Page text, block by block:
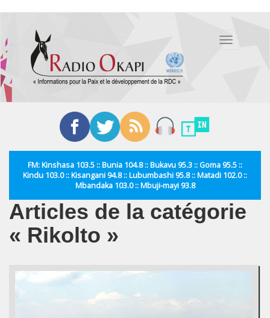
contenu
principal
Toggle
FM: Kinshasa 103.5 :: Bunia 104.8 :: Bukavu 95.3 :: Goma 95.5 ::
Kindu 103.0 :: Kisangani 94.8 :: Lubumbashi 95.8 :: Matadi 102.0 ::
Mbandaka 103.0 :: Mbuji-mayi 93.8
Articles de la catégorie
« Rikolto »